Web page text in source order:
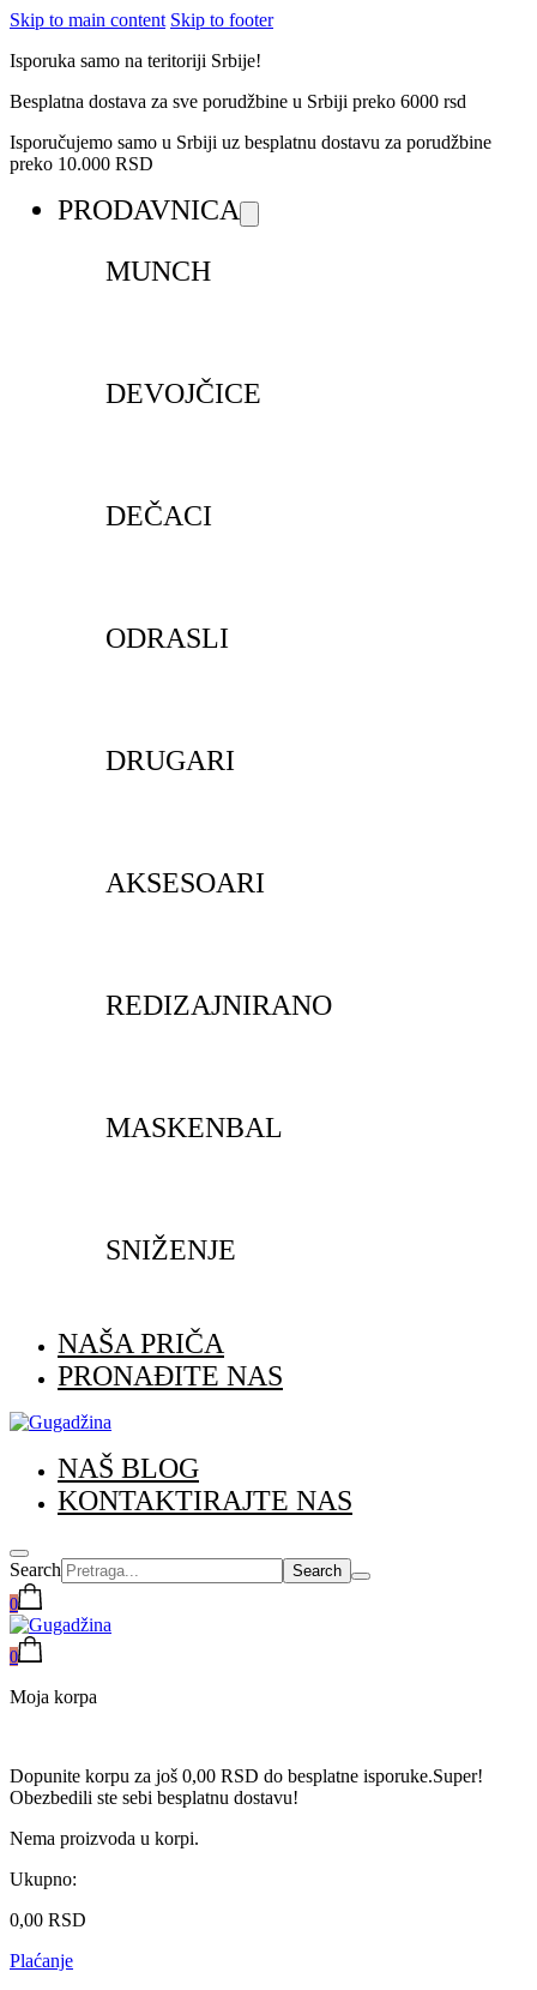
Skip to main content Skip to footer
Isporuka samo na teritoriji Srbije!
Besplatna dostava za sve porudžbine u Srbiji preko 6000 rsd
Isporučujemo samo u Srbiji uz besplatnu dostavu za porudžbine
preko 10.000 RSD
PRODAVNICA
MUNCH
DEVOJČICE
DEČACI
ODRASLI
DRUGARI
AKSESOARI
REDIZAJNIRANO
MASKENBAL
SNIŽENJE
NAŠA PRIČA
PRONAĐITE NAS
NAŠ BLOG
KONTAKTIRAJTE NAS
Search
0
0
Moja korpa
Dopunite korpu za još 0,00 RSD do besplatne isporuke.Super!
Obezbedili ste sebi besplatnu dostavu!
Nema proizvoda u korpi.
Ukupno:
0,00 RSD
Plaćanje